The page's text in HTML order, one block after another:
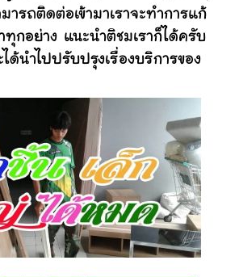
ารถติดต่อเข้ามาเราจะทำการแก้
กอย่าง แนะนำติชมเราก็ได้ครับ
ด้นำไปปรับปรุงเรื่องบริการของ